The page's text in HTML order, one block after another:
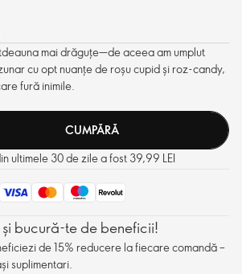
mai drăguțe—de aceea am umplut
cu opt nuanțe de roșu cupid și roz-candy,
fură inimile.
CUMPĂRĂ
ultimele 30 de zile a fost 39,99 LEI
și bucură-te de beneficii!
de 15% reducere la fiecare comandă –
suplimentari.